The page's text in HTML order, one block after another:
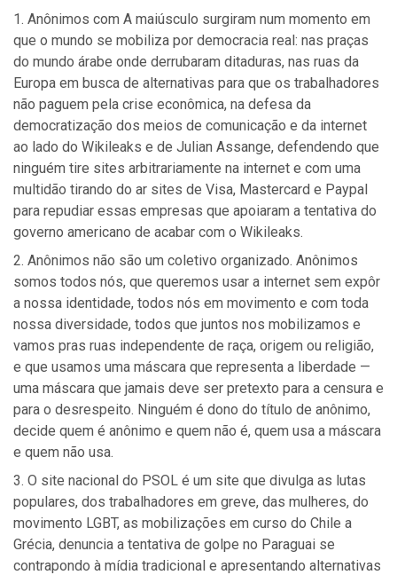
Anônimos com A maiúsculo surgiram num momento em
que o mundo se mobiliza por democracia real: nas praças
do mundo árabe onde derrubaram ditaduras, nas ruas da
Europa em busca de alternativas para que os trabalhadores
não paguem pela crise econômica, na defesa da
democratização dos meios de comunicação e da internet
ao lado do Wikileaks e de Julian Assange, defendendo que
ninguém tire sites arbitrariamente na internet e com uma
multidão tirando do ar sites de Visa, Mastercard e Paypal
para repudiar essas empresas que apoiaram a tentativa do
governo americano de acabar com o Wikileaks.
Anônimos não são um coletivo organizado. Anônimos
somos todos nós, que queremos usar a internet sem expôr
a nossa identidade, todos nós em movimento e com toda
nossa diversidade, todos que juntos nos mobilizamos e
vamos pras ruas independente de raça, origem ou religião,
e que usamos uma máscara que representa a liberdade —
uma máscara que jamais deve ser pretexto para a censura e
para o desrespeito. Ninguém é dono do título de anônimo,
decide quem é anônimo e quem não é, quem usa a máscara
e quem não usa.
O site nacional do PSOL é um site que divulga as lutas
populares, dos trabalhadores em greve, das mulheres, do
movimento LGBT, as mobilizações em curso do Chile a
Grécia, denuncia a tentativa de golpe no Paraguai se
contrapondo à mídia tradicional e apresentando alternativas